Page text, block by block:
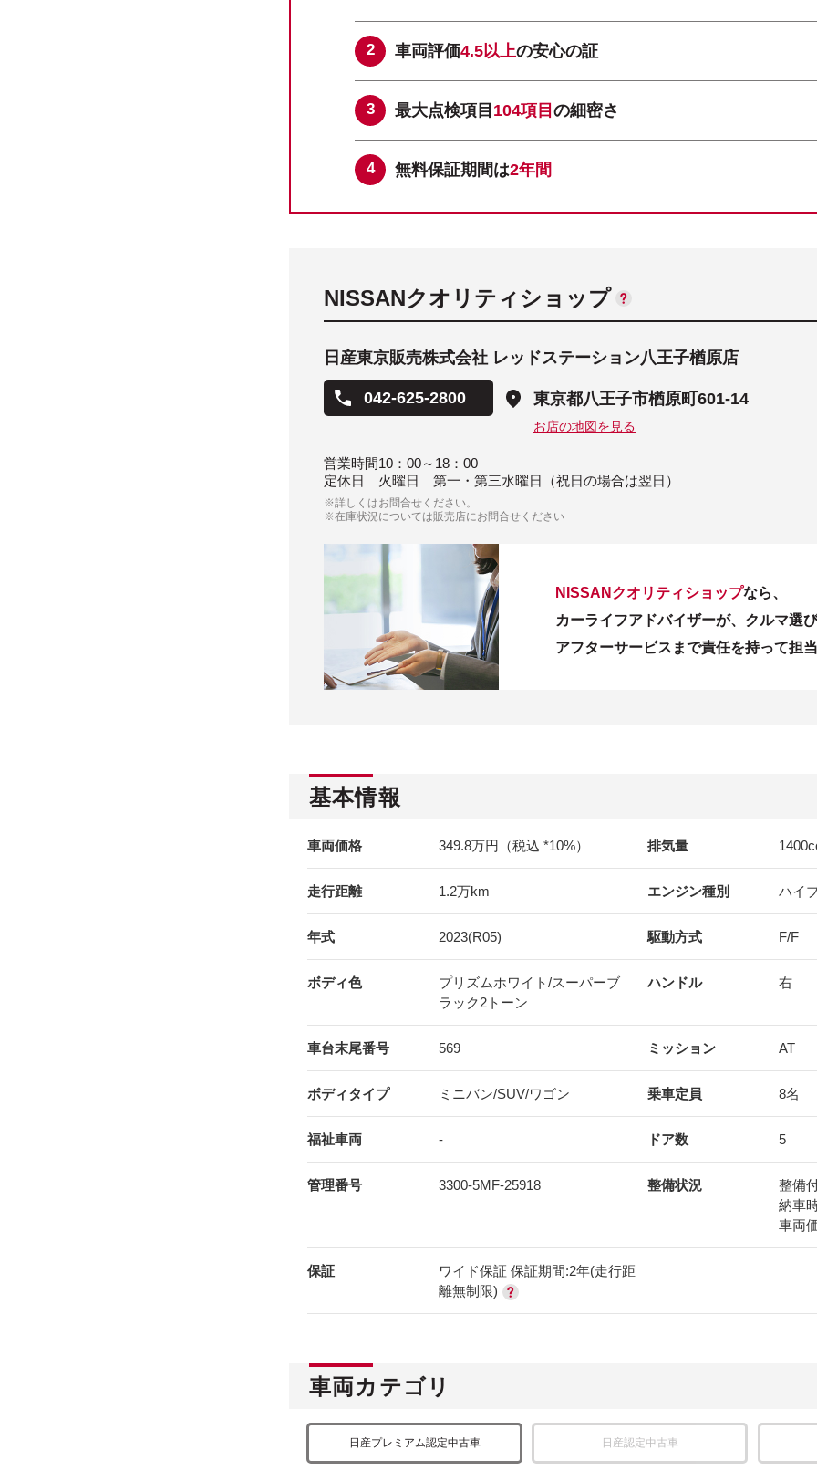
車両評価4.5以上の安心の証
最大点検項目 104項目 の細密さ
無料保証期間は2年間
NISSANクオリティショップ
日産東京販売株式会社 レッドステーション八王子楢原店
042-625-2800 東京都八王子市楢原町601-14
お店の地図を見る
営業時間10：00～18：00
定休日
火曜日 第一・第三水曜日（祝日の場合は翌日）
※詳しくはお問合せください。
※在庫状況については販売店にお問合せください
NISSANクオリティショップなら、
カーライフアドバイザーが、クルマ選
アフターサービスまで責任を持って担
基本情報
車両価格 349.8万円（税込 *10%） 排気量 1400
走行距離 1.2万km エンジン種別 ハイ
年式 2023(R05) 駆動方式 F/F
ボディ色
プリズムホワイト/スーパーブ
ラック2トーン
ハンドル 右
車台末尾番号 569 ミッション AT
ボディタイプ ミニバン/SUV/ワゴン 乗車定員 8名
福祉車両 - ドア数 5
管理番号 3300-5MF-25918 整備状況
整備
納車
車両
保証
ワイド保証 保証期間:2年(走行距
離無制限)
車両カテゴリ
日産プレミアム認定中古車 日産認定中古車